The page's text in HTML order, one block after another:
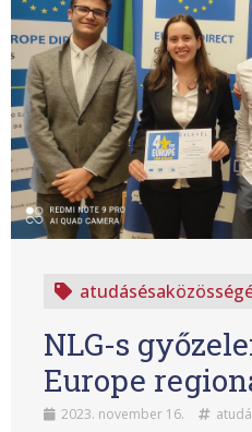
NLG-s
Europe
2023. november 16.